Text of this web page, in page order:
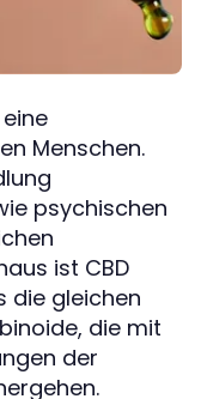
Menschen.
psychischen
ist CBD
die gleichen
die mit
der